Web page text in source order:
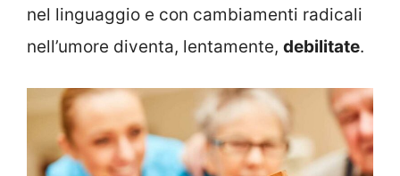
nel linguaggio e con cambiamenti radicali
nell’umore diventa, lentamente, debilitate.